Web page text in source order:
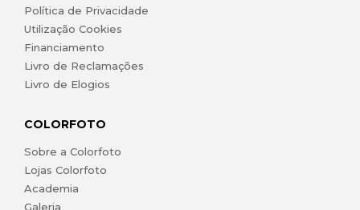
Política de Privacidade
Utilização Cookies
Financiamento
Livro de Reclamações
Livro de Elogios
COLORFOTO
Sobre a Colorfoto
Lojas Colorfoto
Academia
Galeria